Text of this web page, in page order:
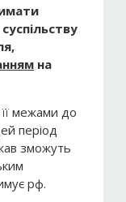
на
її межами до
період
зможуть
рф.